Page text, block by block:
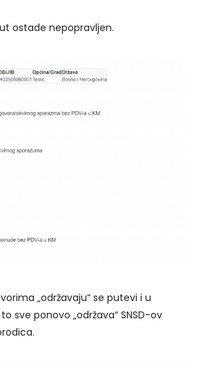
ostade nepopravljen.
„održavaju“ se putevi i u
sve ponovo „održava“ SNSD-ov